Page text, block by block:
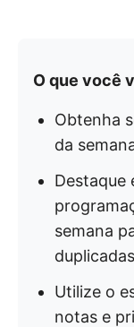
O que você
Obtenha
da
Destaque
semana
Utilize o
notas e